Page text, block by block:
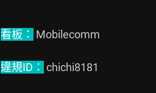
看板： Mobilecomm
違規ID： chichi8181